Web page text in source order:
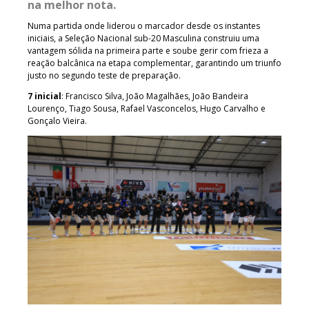
na melhor nota.
Numa partida onde liderou o marcador desde os instantes
iniciais, a Seleção Nacional sub-20 Masculina construiu uma
vantagem sólida na primeira parte e soube gerir com frieza a
reação balcânica na etapa complementar, garantindo um triunfo
justo no segundo teste de preparação.
7 inicial: Francisco Silva, João Magalhães, João Bandeira
Lourenço, Tiago Sousa, Rafael Vasconcelos, Hugo Carvalho e
Gonçalo Vieira.